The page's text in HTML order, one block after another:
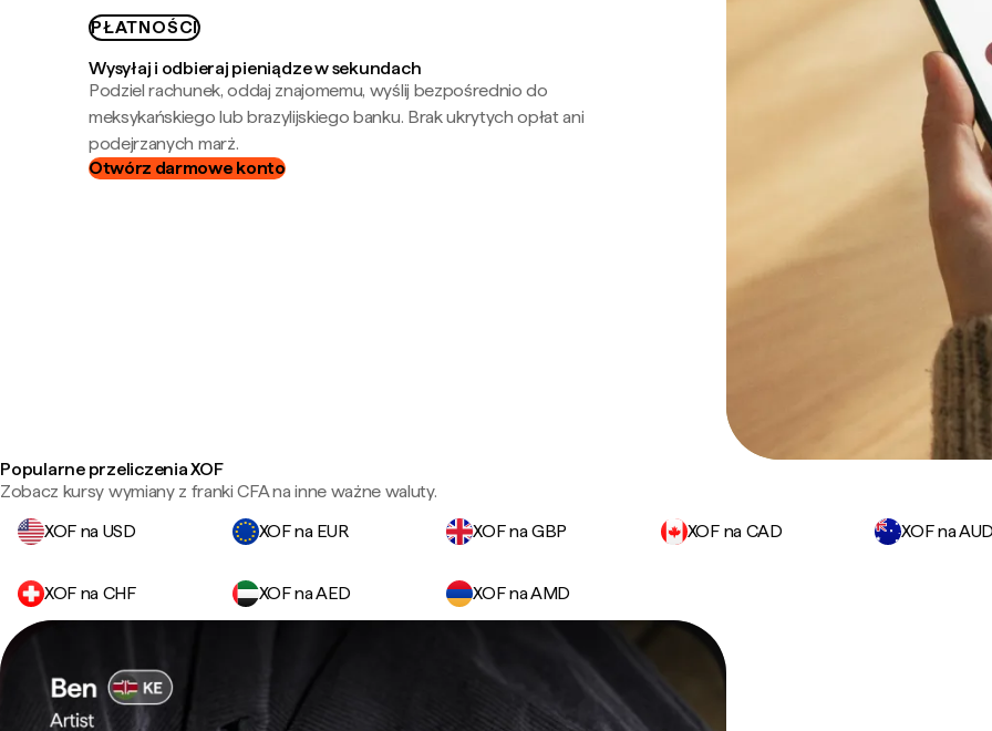
PŁATNOŚCI
Wysyłaj i odbieraj pieniądze w sekundach
Podziel rachunek, oddaj znajomemu, wyślij bezpośrednio do
meksykańskiego lub brazylijskiego banku. Brak ukrytych opłat ani
podejrzanych marż.
Otwórz darmowe konto
Popularne przeliczenia XOF
Zobacz kursy wymiany z franki CFA na inne ważne waluty.
XOF na USD
XOF na EUR XOF na GBP XOF na CAD XOF na
XOF na CHF XOF na AED XOF na AMD